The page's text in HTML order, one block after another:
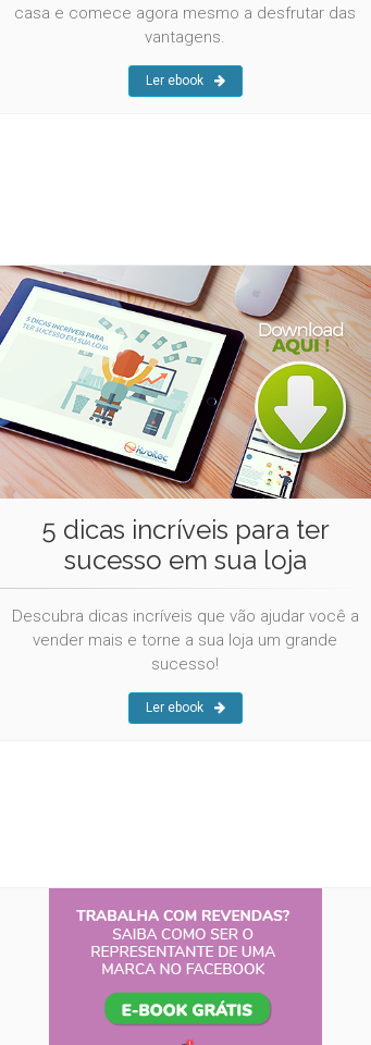
casa e comece agora mesmo a desfrutar das
vantagens.
Ler ebook
5 dicas incríveis para ter
sucesso em sua loja
Descubra dicas incríveis que vão ajudar você a
vender mais e torne a sua loja um grande
sucesso!
Ler ebook